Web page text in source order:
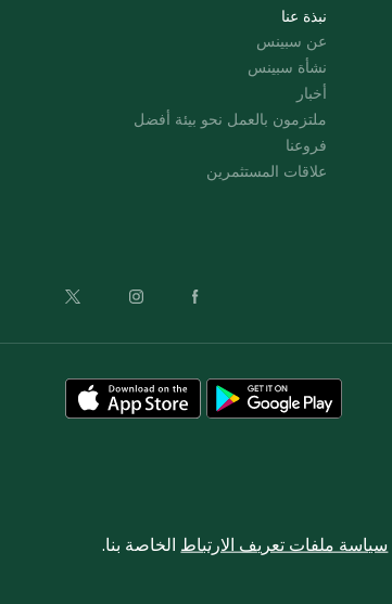
نبذة عنا
عن سبينس
نشأة سبينس
أخبار
ملتزمون بالعمل نحو بيئة أفضل
فروعنا
علاقات المستثمرين
سياسة ملفات تعريف الارتباط الخاصة بنا.